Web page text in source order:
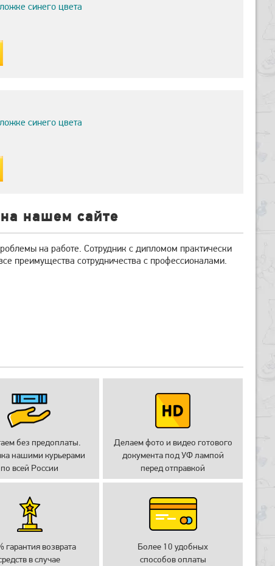
синего цвета
синего цвета
нашем сайте
на работе. Сотрудник с дипломом практически
преимущества сотрудничества с профессионалами.
без предоплаты.
нашими курьерами
по всей России
Делаем фото и видео готового
документа под УФ лампой
перед отправкой
гарантия возврата
в случае
Более 10 удобных
способов оплаты